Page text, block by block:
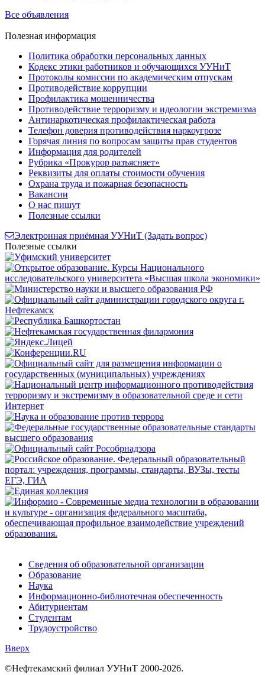
Все объявления
Полезная информация
Политика обработки персональных данных
Кодекс этики работников и обучающихся УУНиТ
Протоколы комиссии по академическим отпускам
Противодействие коррупции
Профилактика мошенничества
Противодействие терроризму и идеологии экстремизма
Антинаркотическая профилактическая работа
Телефон доверия противодействия наркоугрозе
Горячая линия по вопросам защиты прав студентов
Информация для родителей
Рубрика «Прокурор разъясняет»
Реквизиты для оплаты стоимости обучения
Охрана труда и пожарная безопасность
Вакансии
О нас пишут
Полезные ссылки
Электронная приёмная УУНиТ (Задать вопрос)
Полезные ссылки
Сведения об образовательной организации
Образование
Наука
Информационно-библиотечная обеспеченность
Абитуриентам
Студентам
Трудоустройство
Вверх
©Нефтекамский филиал УУНиТ 2000-2026.